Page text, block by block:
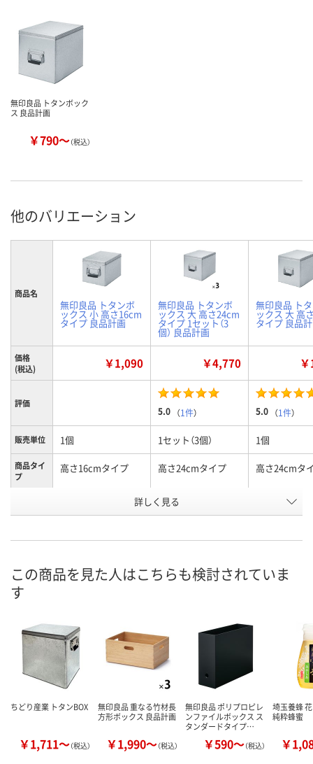
無印良品 トタンボック
ス 良品計画
￥790～（税込）
他のバリエーション
商品名
無印良品 トタンボ
ックス 小 高さ16cm
タイプ 良品計画
無印良品 トタンボ
ックス 大 高さ24cm
タイプ 1セット（3
個） 良品計画
無印良品 ト
ックス 大 高
タイプ 良品
価格
(税込)
￥1,090 ￥4,770
評価
5.0 （1件） 5.0 （1件）
販売単位 1個 1セット（3個） 1個
商品タイ
プ
高さ16cmタイプ 高さ24cmタイプ 高さ24cmタ
大
号
数量
カゴへ カ
詳しく見る
この商品を見た人はこちらも検討されていま
す
ちどり産業 トタンBOX
￥1,711～（税込）
無印良品 重なる竹材長
方形ボックス 良品計画
￥1,990～（税込）
無印良品 ポリプロピレ
ンファイルボックス ス
タンダードタイプ…
￥590～（税込）
埼玉養蜂
純粋蜂蜜
￥